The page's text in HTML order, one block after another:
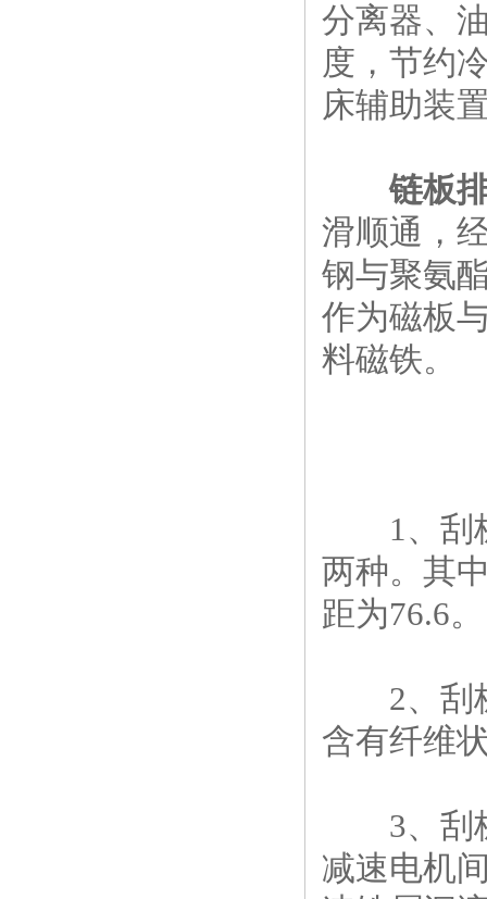
分离器、
度，节约
床辅助装
链板
滑顺通，
钢与聚氨
作为磁板
料磁铁。
1、刮板
两种。其
距为76.6。
2、刮板
含有纤维
3、刮板
减速电机